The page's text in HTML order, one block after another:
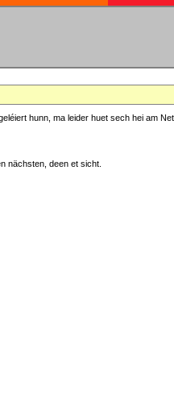
hunn, ma leider huet sech hei am
nächsten, deen et sicht.